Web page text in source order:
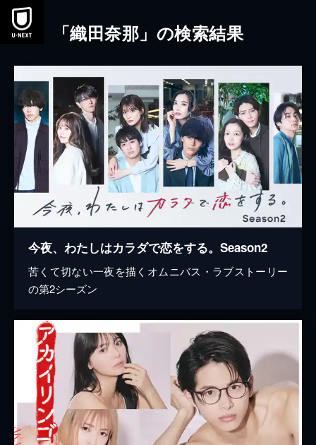
本文へスキップ
「織田奈那」の検索結果
今夜、わたしはカラダで恋をする。Season2
苦くて切ない一夜を描くオムニバス・ラブストーリー
の第2シーズン